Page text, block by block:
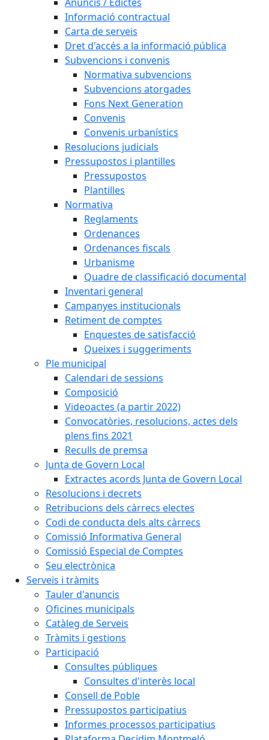
Informació contractual
Carta de serveis
Dret d'accés a la informació pública
Subvencions i convenis
Normativa subvencions
Subvencions atorgades
Fons Next Generation
Convenis
Convenis urbanístics
Resolucions judicials
Pressupostos i plantilles
Pressupostos
Plantilles
Normativa
Reglaments
Ordenances
Ordenances fiscals
Urbanisme
Quadre de classificació documental
Inventari general
Campanyes institucionals
Retiment de comptes
Enquestes de satisfacció
Queixes i suggeriments
Ple municipal
Calendari de sessions
Composició
Videoactes (a partir 2022)
Convocatòries, resolucions, actes dels
plens fins 2021
Reculls de premsa
Junta de Govern Local
Extractes acords Junta de Govern Local
Resolucions i decrets
Retribucions dels càrrecs electes
Codi de conducta dels alts càrrecs
Comissió Informativa General
Comissió Especial de Comptes
Seu electrònica
Serveis i tràmits
Tauler d'anuncis
Oficines municipals
Catàleg de Serveis
Tràmits i gestions
Participació
Consultes públiques
Consultes d'interès local
Consell de Poble
Pressupostos participatius
Informes processos participatius